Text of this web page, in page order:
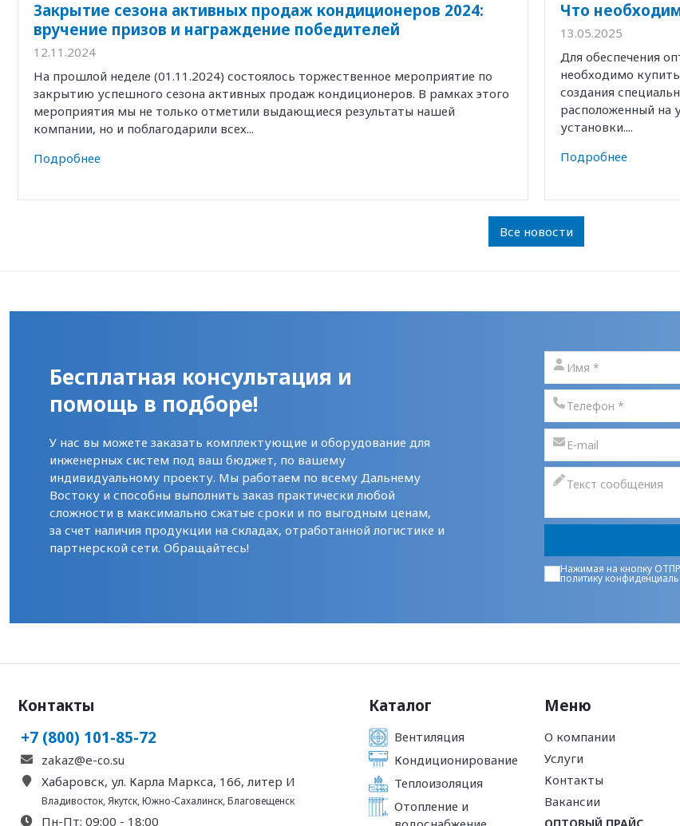
Закрытие сезона активных продаж кондиционеров 2024:
вручение призов и награждение победителей
12.11.2024
На прошлой неделе (01.11.2024) состоялось торжественное мероприятие по
закрытию успешного сезона активных продаж кондиционеров. В рамках этого
мероприятия мы не только отметили выдающиеся результаты нашей
компании, но и поблагодарили всех...
Подробнее
Что
13.05.2025
Для обеспечения
необходимо
создания
расположенный на
установки....
Подробнее
Все новости
Бесплатная консультация и
помощь в подборе!
У нас вы можете заказать комплектующие и оборудование для
инженерных систем под ваш бюджет, по вашему
индивидуальному проекту. Мы работаем по всему Дальнему
Востоку и способны выполнить заказ практически любой
сложности в максимально сжатые сроки и по выгодным ценам,
за счет наличия продукции на складах, отработанной логистике и
партнерской сети. Обращайтесь!
Нажимая на кнопку
политику
Контакты
+7 (800) 101-85-72
zakaz@e-co.su
Хабаровск, ул. Карла Маркса, 166, литер И
Владивосток,Якутск,Южно-Сахалинск,Благовещенск
Пн-Пт: 09:00 - 18:00
Каталог
Вентиляция
Кондиционирование
Теплоизоляция
Отопление и
Меню
О компании
Услуги
Контакты
Вакансии
ОПТОВЫЙ ПРАЙС